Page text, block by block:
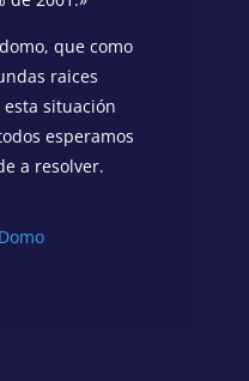
que como
raices
situación
esperamos
a resolver.